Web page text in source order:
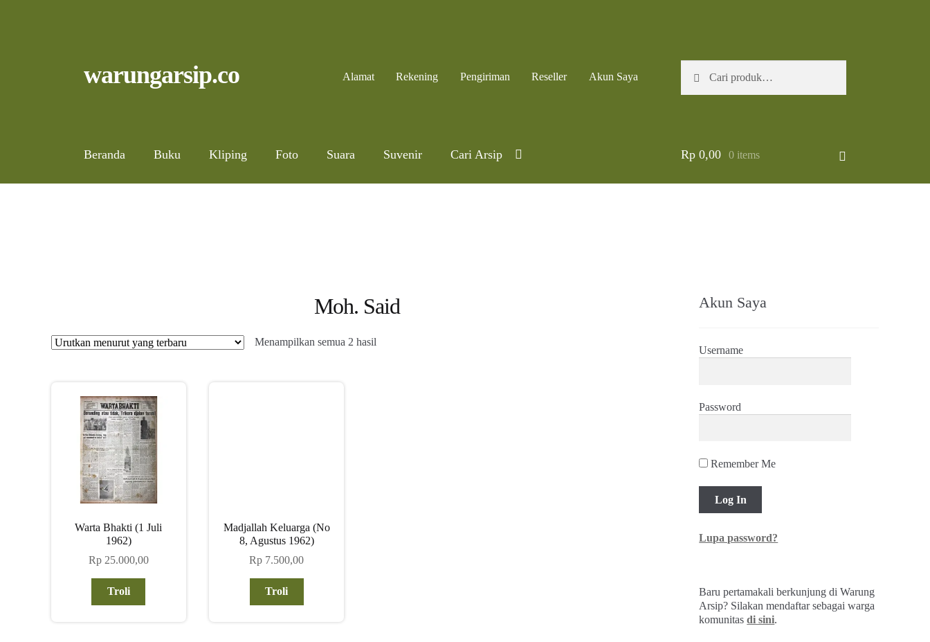
to
to
warungarsip.co Alamat Rekening Pengiriman Reseller Akun Saya
untuk:
Beranda Buku Kliping Foto Suara Suvenir Cari Arsip Rp0,00 0 items
Moh. Said
Menampilkan semua 2 hasil
Warta Bhakti (1 Juli
1962)
Rp25.000,00
Troli
Madjallah Keluarga (No
8, Agustus 1962)
Rp 7.500,00
Troli
Akun Saya
Username
Password
Remember Me
Lupa password?
Baru pertamakali berkunjung di Warung
Arsip? Silakan mendaftar sebagai warga
komunitasdi sini.